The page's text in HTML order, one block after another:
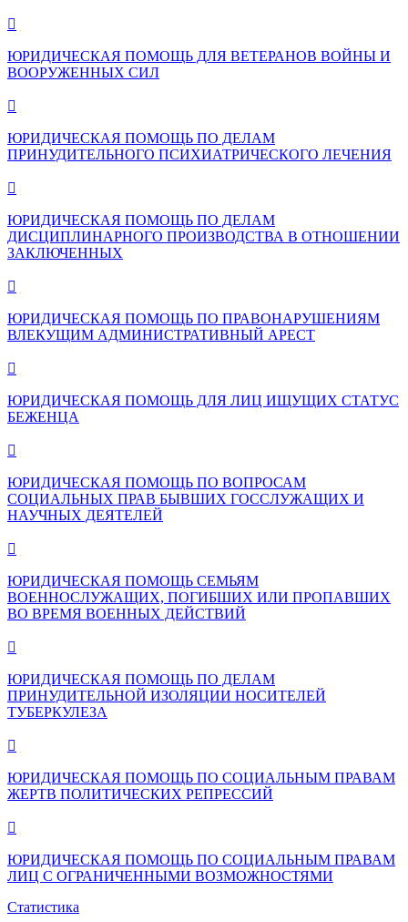

ЮРИДИЧЕСКАЯ ПОМОЩЬ ДЛЯ ВЕТЕРАНОВ ВОЙНЫ И
ВООРУЖЕННЫХ СИЛ

ЮРИДИЧЕСКАЯ ПОМОЩЬ ПО ДЕЛАМ
ПРИНУДИТЕЛЬНОГО ПСИХИАТРИЧЕСКОГО ЛЕЧЕНИЯ

ЮРИДИЧЕСКАЯ ПОМОЩЬ ПО ДЕЛАМ
ДИСЦИПЛИНАРНОГО ПРОИЗВОДСТВА В ОТНОШЕНИИ
ЗАКЛЮЧЕННЫХ

ЮРИДИЧЕСКАЯ ПОМОЩЬ ПО ПРАВОНАРУШЕНИЯМ
ВЛЕКУЩИМ АДМИНИСТРАТИВНЫЙ АРЕСТ

ЮРИДИЧЕСКАЯ ПОМОЩЬ ДЛЯ ЛИЦ ИЩУЩИХ СТАТУС
БЕЖЕНЦА

ЮРИДИЧЕСКАЯ ПОМОЩЬ ПО ВОПРОСАМ
СОЦИАЛЬНЫХ ПРАВ БЫВШИХ ГОССЛУЖАЩИХ И
НАУЧНЫХ ДЕЯТЕЛЕЙ

ЮРИДИЧЕСКАЯ ПОМОЩЬ СЕМЬЯМ
ВОЕННОСЛУЖАЩИХ, ПОГИБШИХ ИЛИ ПРОПАВШИХ
ВО ВРЕМЯ ВОЕННЫХ ДЕЙСТВИЙ

ЮРИДИЧЕСКАЯ ПОМОЩЬ ПО ДЕЛАМ
ПРИНУДИТЕЛЬНОЙ ИЗОЛЯЦИИ НОСИТЕЛЕЙ
ТУБЕРКУЛЕЗА

ЮРИДИЧЕСКАЯ ПОМОЩЬ ПО СОЦИАЛЬНЫМ ПРАВАМ
ЖЕРТВ ПОЛИТИЧЕСКИХ РЕПРЕССИЙ

ЮРИДИЧЕСКАЯ ПОМОЩЬ ПО СОЦИАЛЬНЫМ ПРАВАМ
ЛИЦ С ОГРАНИЧЕННЫМИ ВОЗМОЖНОСТЯМИ
Статистика